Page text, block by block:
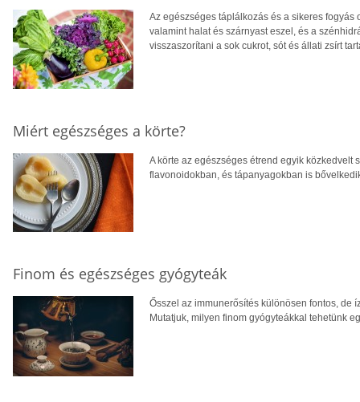
Az egészséges táplálkozás és a sikeres
valamint halat és szárnyast eszel, és a
visszaszorítani a sok cukrot, sót és állati zsírt
Miért egészséges a körte?
A körte az egészséges étrend egyik
flavonoidokban, és tápanyagokban is
Finom és egészséges gyógyteák
Ősszel az immunerősítés különösen fontos, de
Mutatjuk, milyen finom gyógyteákkal tehetünk